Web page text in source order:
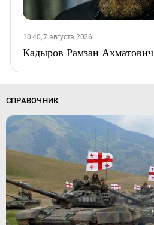
10:40, 7 августа 2026
Кадыров Рамзан Ахматович
СПРАВОЧНИК